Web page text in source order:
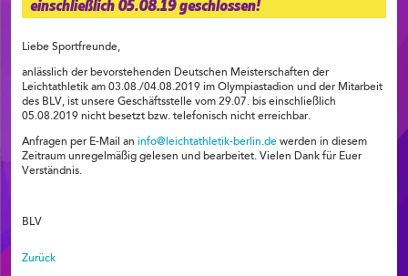
einschließlich 05.08.19 geschlossen!
Liebe Sportfreunde,
anlässlich der bevorstehenden Deutschen Meisterschaften der
Leichtathletik am 03.08./04.08.2019 im Olympiastadion und der Mitarbeit
des BLV, ist unsere Geschäftsstelle vom 29.07. bis einschließlich
05.08.2019 nicht besetzt bzw. telefonisch nicht erreichbar.
Anfragen per E-Mail an info@leichtathletik-berlin.de werden in diesem
Zeitraum unregelmäßig gelesen und bearbeitet. Vielen Dank für Euer
Verständnis.
BLV
Zurück